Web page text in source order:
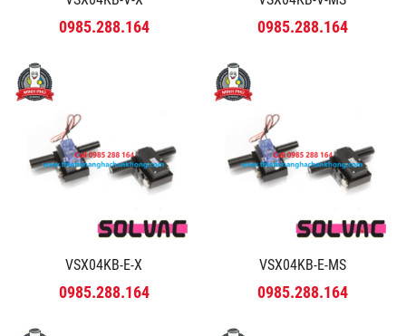
0985.288.164 0985.288.164
VSX04KB-E-X
0985.288.164
VSX04KB-E-MS
0985.288.164